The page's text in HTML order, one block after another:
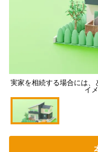
実家を相続する場合には、
イ